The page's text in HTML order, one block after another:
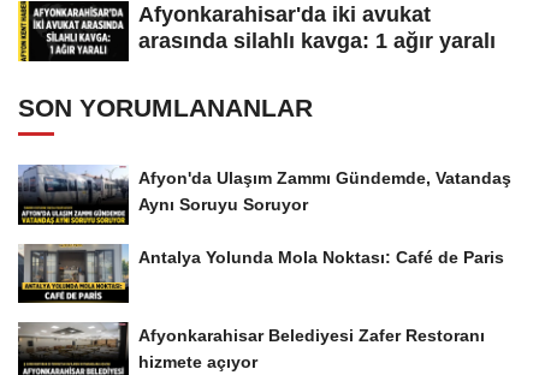
Afyonkarahisar'da iki avukat
arasında silahlı kavga: 1 ağır yaralı
SON YORUMLANANLAR
Afyon'da Ulaşım Zammı Gündemde, Vatandaş
Aynı Soruyu Soruyor
Antalya Yolunda Mola Noktası: Café de Paris
Afyonkarahisar Belediyesi Zafer Restoranı
hizmete açıyor